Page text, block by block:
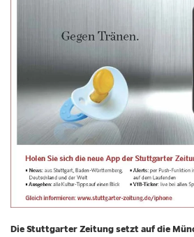
Die Stuttgarter Zeitung setzt auf die